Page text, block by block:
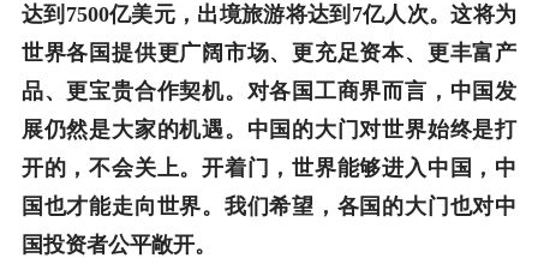
达到7500亿美元，出境旅游将达到7亿人次。这将为
世界各国提供更广阔市场、更充足资本、更丰富产
品、更宝贵合作契机。对各国工商界而言，中国发
展仍然是大家的机遇。中国的大门对世界始终是打
开的，不会关上。开着门，世界能够进入中国，中
国也才能走向世界。我们希望，各国的大门也对中
国投资者公平敞开。